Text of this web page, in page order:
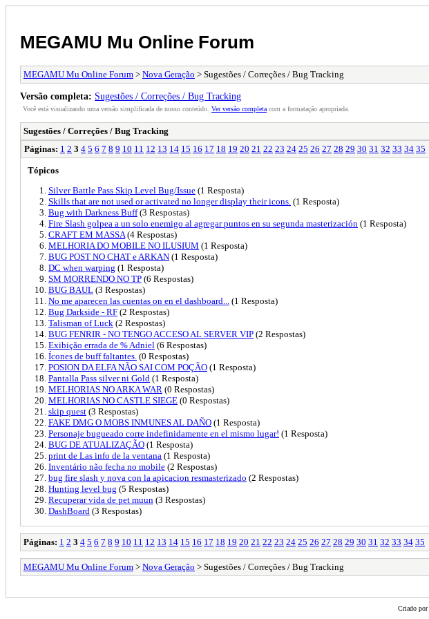
MEGAMU Mu Online Forum
MEGAMU Mu Online Forum > Nova Geração > Sugestões / Correções / Bug Tracking
Versão completa: Sugestões / Correções / Bug Tracking
Você está visualizando uma versão simplificada de nosso conteúdo. Ver versão completa com a formatação apropriada.
Sugestões / Correções / Bug Tracking
Páginas: 1 2 3 4 5 6 7 8 9 10 11 12 13 14 15 16 17 18 19 20 21 22 23 24 25 26 27 28 29 30 31 32 33 34 35
Tópicos
Silver Battle Pass Skip Level Bug/Issue (1 Resposta)
Skills that are not used or activated no longer display their icons. (1 Resposta)
Bug with Darkness Buff(3 Respostas)
Fire Slash golpea a un solo enemigo al agregar puntos en su segunda masterización (1 Resposta)
CRAFT EM MASSA (4 Respostas)
MELHORIA DO MOBILE NO ILUSIUM (1 Resposta)
BUG POST NO CHAT e ARKAN (1 Resposta)
DC when warping (1 Resposta)
SM MORRENDO NO TP (6 Respostas)
BUG BAUL (3 Respostas)
No me aparecen las cuentas on en el dashboard...
(1 Resposta)
Bug Darkside - RF (2 Respostas)
Talisman of Luck (2 Respostas)
BUG FENRIR - NO TENGO ACCESO AL SERVER VIP (2 Respostas)
Exibição errada de % Adniel (6 Respostas)
Ícones de buff faltantes. (0 Respostas)
POSION DA ELFA NÃO SAI COM POÇÃO (1 Resposta)
Pantalla Pass silver ni Gold (1 Resposta)
MELHORIAS NO ARKA WAR (0 Respostas)
MELHORIAS NO CASTLE SIEGE (0 Respostas)
skip quest (3 Respostas)
FAKE DMG O MOBS INMUNES AL DAÑO (1 Resposta)
Personaje bugueado corre indefinidamente en el mismo lugar! (1 Resposta)
BUG DE ATUALIZAÇÃO (1 Resposta)
print de Las info de la ventana (1 Resposta)
Inventário não fecha no mobile (2 Respostas)
bug fire slash y nova con la apicacion resmasterizado (2 Respostas)
Hunting level bug (5 Respostas)
Recuperar vida de pet muun (3 Respostas)
DashBoard (3 Respostas)
Páginas: 1 2 3 4 5 6 7 8 9 10 11 12 13 14 15 16 17 18 19 20 21 22 23 24 25 26 27 28 29 30 31 32 33 34 35
MEGAMU Mu Online Forum > Nova Geração > Sugestões / Correções / Bug Tracking
Criado por